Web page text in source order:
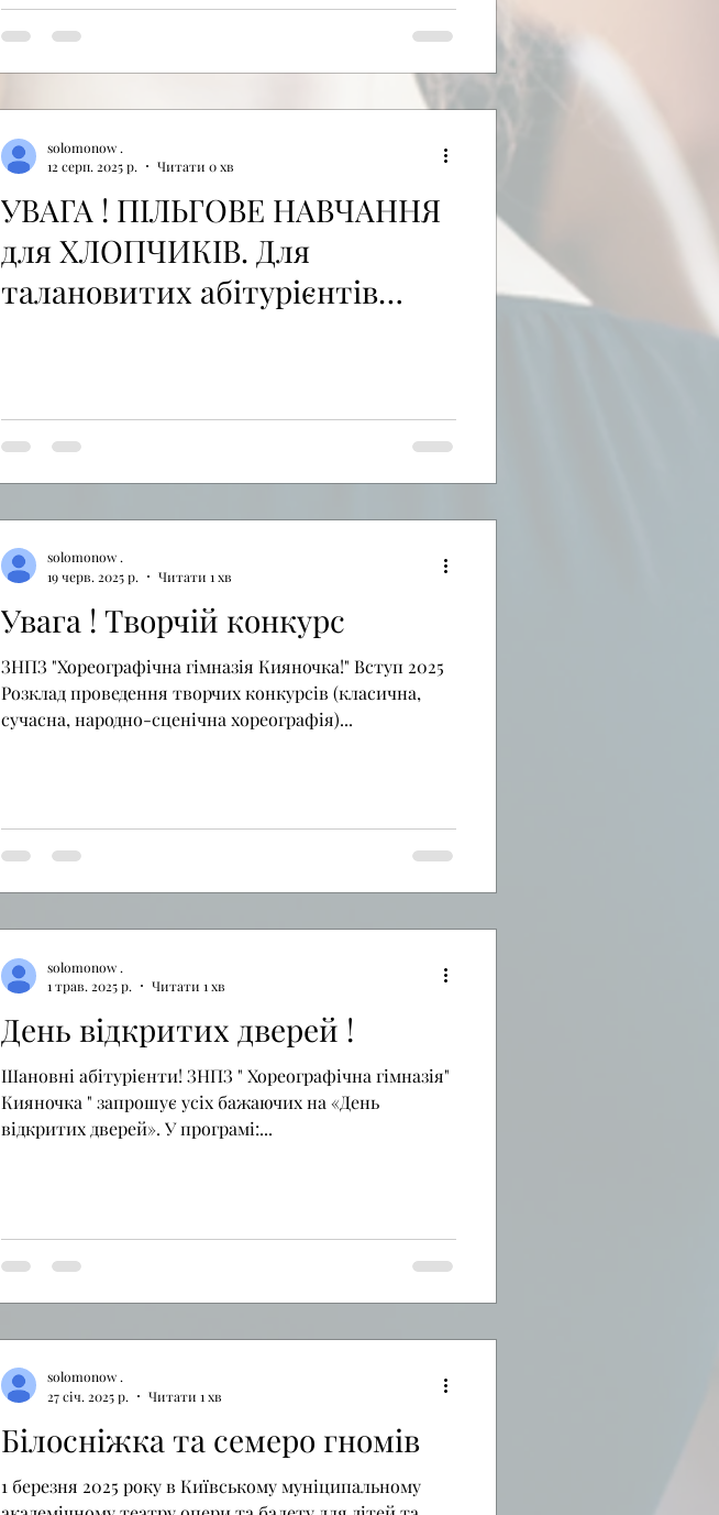
УВАГА ! ПІЛЬГОВЕ НАВЧАННЯ
для ХЛОПЧИКІВ. Для
талановитих абітурієнтів
solomonow .
12 серп. 2025 р.
Читати 0 хв
Увага ! Творчій конкурс
ЗНПЗ "Хореографічна гімназія Кияночка!" Вступ 2025
Розклад проведення творчих конкурсів (класична,
сучасна, народно-сценічна хореографія)...
solomonow .
19 черв. 2025 р.
Читати 1 хв
День відкритих дверей !
Шановні абітурієнти! ЗНПЗ " Хореографічна гімназія"
Кияночка " запрошує усіх бажаючих на «День
відкритих дверей». У програмі:...
solomonow .
1 трав. 2025 р.
Читати 1 хв
Білосніжка та семеро гномів
1 березня 2025 року в Київському муніципальному
solomonow .
27 січ. 2025 р.
Читати 1 хв